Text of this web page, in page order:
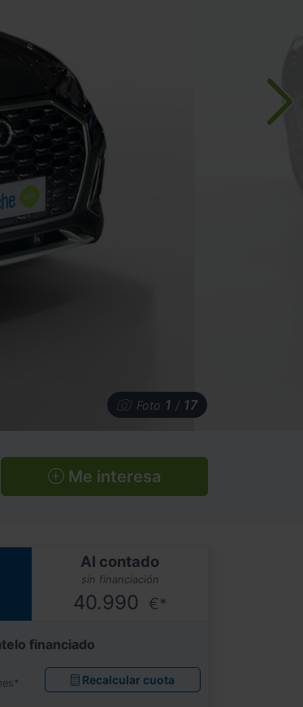
Foto 1 / 17
Me interesa
Al contado
sin financiación
40.990 €*
financiado
Recalcular cuota